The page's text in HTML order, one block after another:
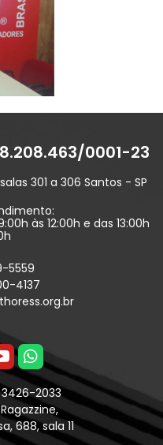
0001-23
301 a 306 Santos - SP
às 12:00h e das 13:00h
5559
4137
2033
688, sala 11